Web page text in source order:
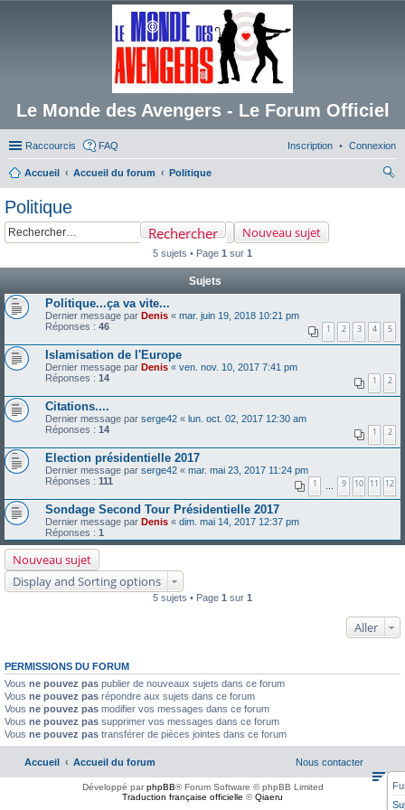
Le Monde des Avengers - Le Forum Officiel
Raccourcis FAQ Connexion
Inscription
Accueil Accueil du forum
Politique
Politique
Nouveau sujet
Rechercher
5 sujets • Page 1 sur 1
Sujets
Politique...ça va vite...
Dernier message par Denis « mar. juin 19, 2018 10:21 pm
Réponses : 46 1 2 3 4 5
Islamisation de l'Europe
Dernier message par Denis « ven. nov. 10, 2017 7:41 pm
Réponses : 14 1 2
Citations....
Dernier message par serge42 « lun. oct. 02, 2017 12:30 am
Réponses : 14 1 2
Election présidentielle 2017
Dernier message par serge42 « mar. mai 23, 2017 11:24 pm
Réponses : 111 1 … 9 10 11 12
Sondage Second Tour Présidentielle 2017
Dernier message par Denis « dim. mai 14, 2017 12:37 pm
Réponses : 1
Nouveau sujet
Display and Sorting options
5 sujets • Page 1 sur 1
Aller
PERMISSIONS DU FORUM
Vous ne pouvez pas publier de nouveaux sujets dans ce forum
Vous ne pouvez pas répondre aux sujets dans ce forum
Vous ne pouvez pas modifier vos messages dans ce forum
Vous ne pouvez pas supprimer vos messages dans ce forum
Vous ne pouvez pas transférer de pièces jointes dans ce forum
Accueil Accueil du forum Nous contacter
Développé parphpBB® Forum Software © phpBB Limited
Traduction française officielle ©Qiaeru